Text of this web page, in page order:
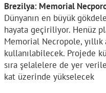
Brezilya: Memorial
Dünyanın en büyük
hayata geçiriliyor. Henüz
Memorial Necropole,
kullanılabilecek. Projede
sıra şelalelere de yer
kat üzerinde yükselecek